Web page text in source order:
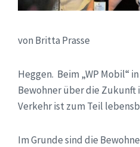
von Britta Prasse
Heggen. Beim „WP Mobil“
Bewohner über die Zukunft
Verkehr ist zum Teil
Im Grunde sind die